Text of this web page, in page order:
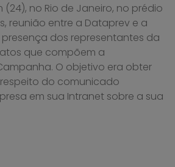
(24), no Rio de Janeiro, no prédio
reunião entre a Dataprev e a
dos representantes da
que compõem a
O objetivo era obter
do comunicado
em sua Intranet sobre a sua